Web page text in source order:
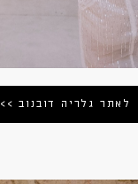
לאתר גלריה דובנוב >>